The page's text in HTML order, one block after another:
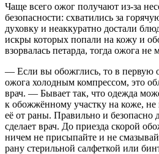
Чаще всего ожог получают из-за
безопасности: схватились за
духовку и неаккуратно достали
искры которых попали на кожу и
взорвалась петарда, тогда ожога не
— Если вы обожглись, то в первую
ожога холодным компрессом, это
врач. — Бывает так, что одежда
к обожжённому участку на коже, не
её от раны. Правильно и безопасно
сделает врач. До приезда скорой
ничем не присыпайте и не
рану стерильной салфеткой или